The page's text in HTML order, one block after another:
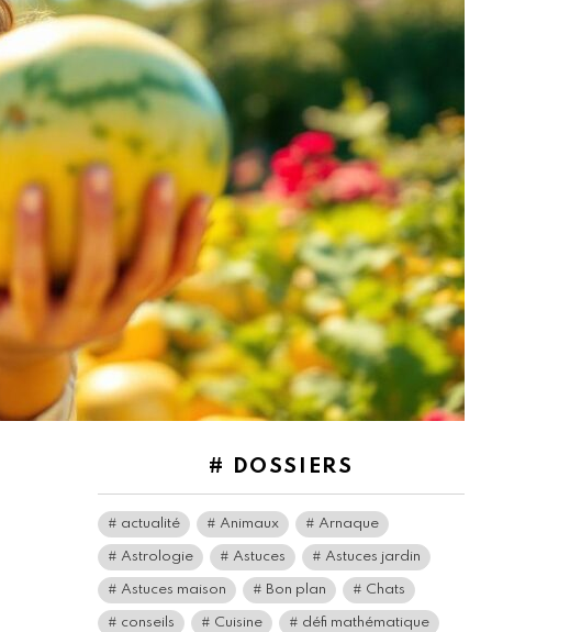
# DOSSIERS
actualité Animaux Arnaque
Astrologie Astuces Astuces jardin
Astuces maison Bon plan Chats
conseils Cuisine défi mathématique